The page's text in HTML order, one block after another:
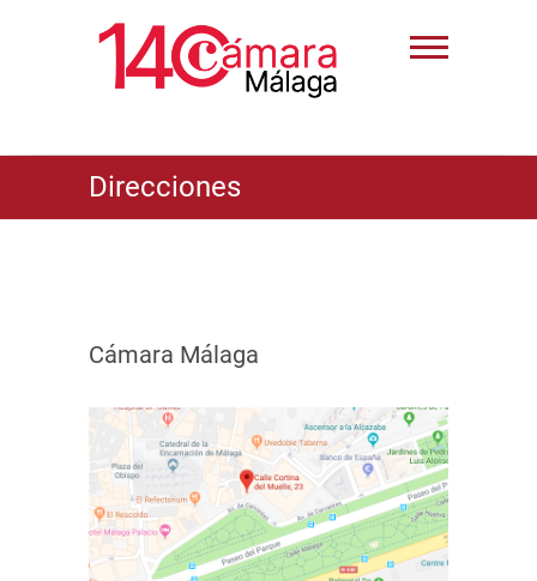
Direcciones
Cámara Málaga